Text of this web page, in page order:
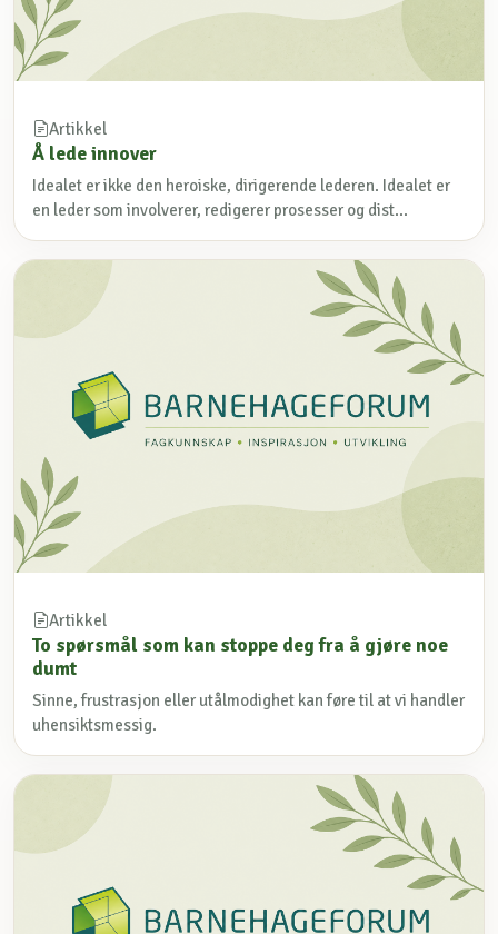
Artikkel
Å lede innover
Idealet er ikke den heroiske, dirigerende lederen. Idealet er
en leder som involverer, redigerer prosesser og dist...
Artikkel
To spørsmål som kan stoppe deg fra å gjøre noe
dumt
Sinne, frustrasjon eller utålmodighet kan føre til at vi handler
uhensiktsmessig.